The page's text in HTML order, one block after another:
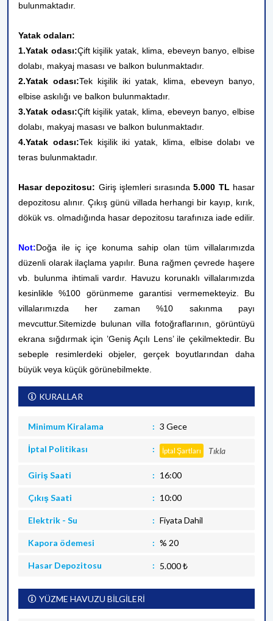
bulunmaktadır.
Yatak odaları:
1.Yatak odası:Çift kişilik yatak , klima, ebeveyn banyo, elbise
dolabı, makyaj masası ve balkon bulunmaktadır.
2.Yatak odası:Tek kişilik iki yatak, klima, ebeveyn banyo,
elbise askılığı ve balkon bulunmaktadır.
3.Yatak odası:Çift kişilik yatak, klima, ebeveyn banyo, elbise
dolabı, makyaj masası ve balkon bulunmaktadır.
4.Yatak odası:Tek kişilik iki yatak , klima, elbise dolabı ve
teras bulunmaktadır.
Hasar depozitosu: Giriş işlemleri sırasında5.000 TL hasar
depozitosu alınır. Çıkış günü villada herhangi bir kayıp, kırık,
dökük vs. olmadığında hasar depozitosu tarafınıza iade edilir.
Not:Doğa ile iç içe konuma sahip olan tüm villalarımızda
düzenli olarak ilaçlama yapılır. Buna rağmen çevrede haşere
vb. bulunma ihtimali vardır. Havuzu korunaklı villalarımızda
kesinlikle %100 görünmeme garantisi vermemekteyiz. Bu
villalarımızda her zaman %10 sakınma payı
mevcuttur.Sitemizde bulunan villa fotoğraflarının, görüntüyü
ekrana sığdırmak için ’Geniş Açılı Lens’ ile çekilmektedir. Bu
sebeple resimlerdeki objeler, gerçek boyutlarından daha
büyük veya küçük görünebilmekte.
KURALLAR
Minimum Kiralama 3 Gece
İptal Politikası İptal Şartları Tıkla
Giriş Saati 16:00
Çıkış Saati 10:00
Elektrik - Su Fiyata Dahil
Kapora ödemesi % 20
Hasar Depozitosu 5.000 ₺
YÜZME HAVUZU BİLGİLERİ